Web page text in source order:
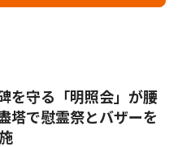
を守る「明照会」が腰
塔で慰霊祭とバザーを
施